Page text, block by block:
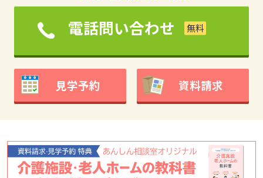
電話問い合わせ
見学予約 資料請求